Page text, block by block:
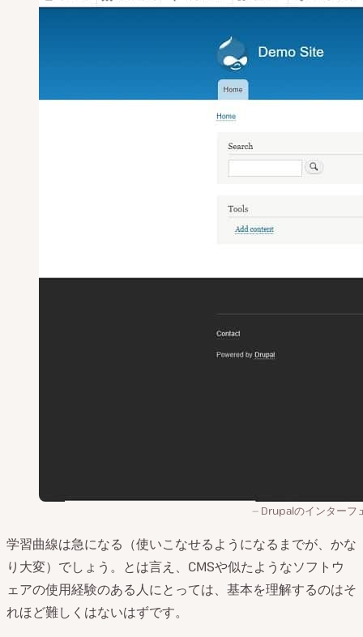
Drupalのインターフ
学習曲線は急になる（使いこなせるようになるまでが、かな
り大変）でしょう。とは言え、CMSや似たようなソフトウ
ェアの使用経験のある人にとっては、基本を理解するのはそ
れほど難しくはないはずです。